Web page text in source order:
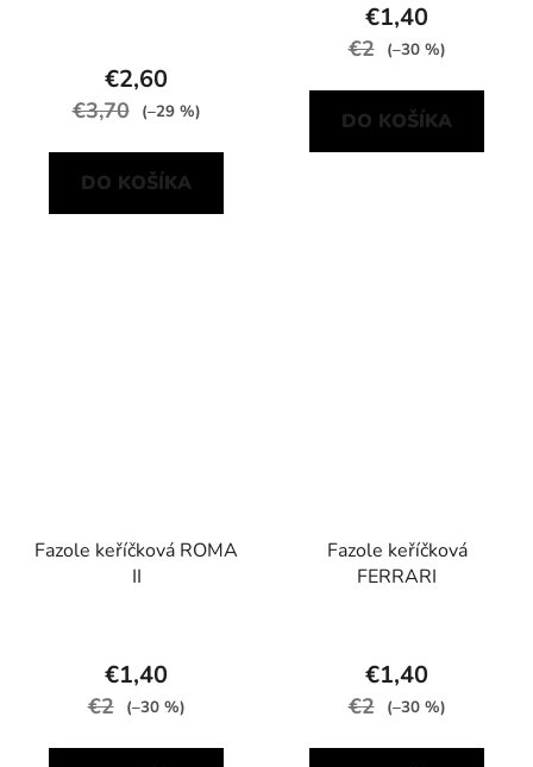
€2,60
€3,70 (–29 %)
DO KOŠÍKA
€1,40
€2 (–30 %)
DO KOŠÍKA
Fazole keříčková ROMA
II
€1,40
€2 (–30 %)
Fazole keříčková
FERRARI
€1,40
€2 (–30 %)